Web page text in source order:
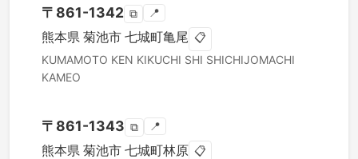
〒 861-1342 ⧉ 📍
熊本県 菊池市 七城町亀尾 📋
KUMAMOTO KEN KIKUCHI SHI SHICHIJOMACHI
KAMEO
〒 861-1343 ⧉ 📍
熊本県 菊池市 七城町林原 📋